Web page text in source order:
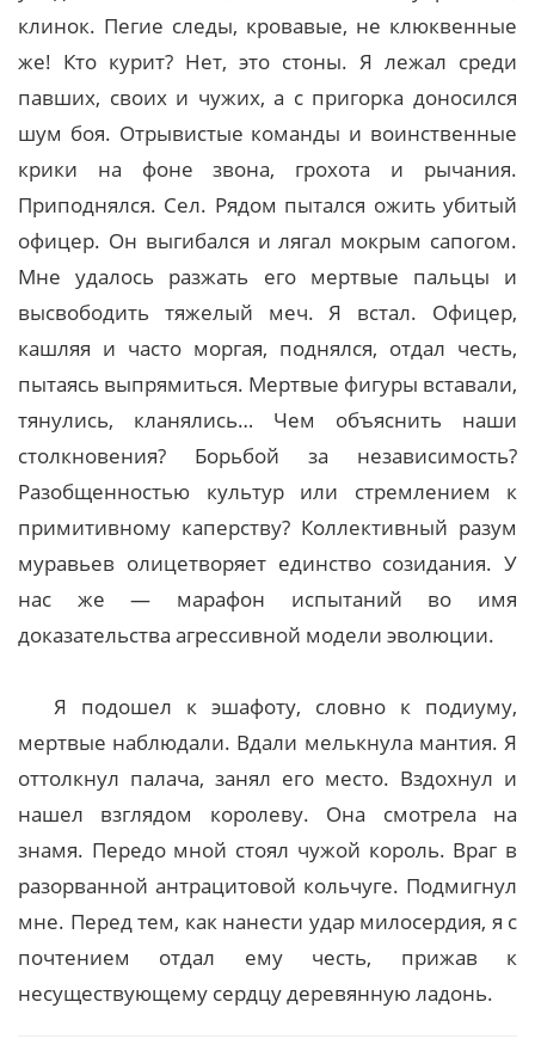
клинок. Пегие следы, кровавые, не клюквенные
же! Кто курит? Нет, это стоны. Я лежал среди
павших, своих и чужих, а с пригорка доносился
шум боя. Отрывистые команды и воинственные
крики на фоне звона, грохота и рычания.
Приподнялся. Сел. Рядом пытался ожить убитый
офицер. Он выгибался и лягал мокрым сапогом.
Мне удалось разжать его мертвые пальцы и
высвободить тяжелый меч. Я встал. Офицер,
кашляя и часто моргая, поднялся, отдал честь,
пытаясь выпрямиться. Мертвые фигуры вставали,
тянулись, кланялись… Чем объяснить наши
столкновения? Борьбой за независимость?
Разобщенностью культур или стремлением к
примитивному каперству? Коллективный разум
муравьев олицетворяет единство созидания. У
нас же — марафон испытаний во имя
доказательства агрессивной модели эволюции.
Я подошел к эшафоту, словно к подиуму,
мертвые наблюдали. Вдали мелькнула мантия. Я
оттолкнул палача, занял его место. Вздохнул и
нашел взглядом королеву. Она смотрела на
знамя. Передо мной стоял чужой король. Враг в
разорванной антрацитовой кольчуге. Подмигнул
мне. Перед тем, как нанести удар милосердия, я с
почтением отдал ему честь, прижав к
несуществующему сердцу деревянную ладонь.